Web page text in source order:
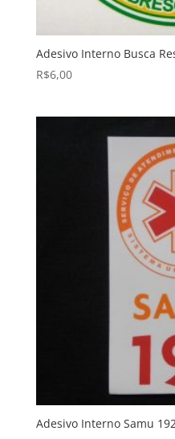
Adesivo Interno Busca
R$6,00
Adesivo Interno Samu 192